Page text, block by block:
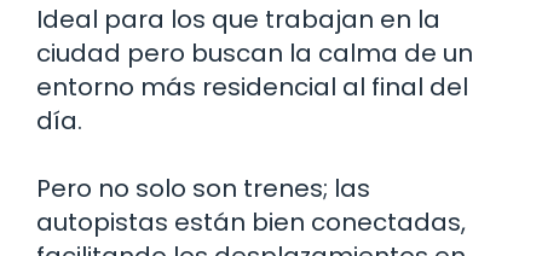
Ideal para los que trabajan en la
ciudad pero buscan la calma de un
entorno más residencial al final del
día.
Pero no solo son trenes; las
autopistas están bien conectadas,